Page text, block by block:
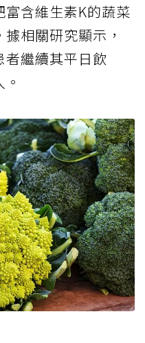
含維生素K的蔬菜
相關研究顯示，
者繼續其平日飲